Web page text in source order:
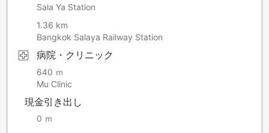
Sala Ya Station
1.36 km
Bangkok Salaya Railway Station
病院・クリニック
640 ｍ
Mu Clinic
現金引き出し
0 ｍ